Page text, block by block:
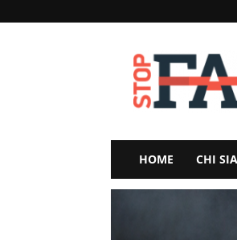
StopFake
HOME CHI